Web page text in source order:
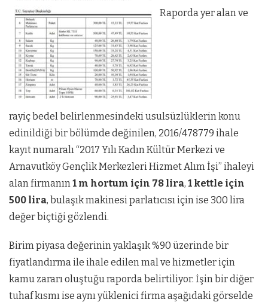
Raporda yer alan ve
rayiç bedel belirlenmesindeki usulsüzlüklerin konu
edinildiği bir bölümde değinilen, 2016/478779 ihale
kayıt numaralı “2017 Yılı Kadın Kültür Merkezi ve
Arnavutköy Gençlik Merkezleri Hizmet Alım İşi” ihaleyi
alan firmanın1 m hortum için 78 lira, 1 kettle için
500 lira, bulaşık makinesi parlatıcısı için ise 300 lira
değer biçtiği gözlendi.
Birim piyasa değerinin yaklaşık %90 üzerinde bir
fiyatlandırma ile ihale edilen mal ve hizmetler için
kamu zararı oluştuğu raporda belirtiliyor. İşin bir diğer
tuhaf kısmı ise aynı yüklenici firma aşağıdaki görselde